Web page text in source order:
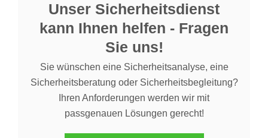
Unser Sicherheitsdienst
kann Ihnen helfen - Fragen
Sie uns!
Sie wünschen eine Sicherheitsanalyse, eine
Sicherheitsberatung oder Sicherheitsbegleitung?
Ihren Anforderungen werden wir mit
passgenauen Lösungen gerecht!